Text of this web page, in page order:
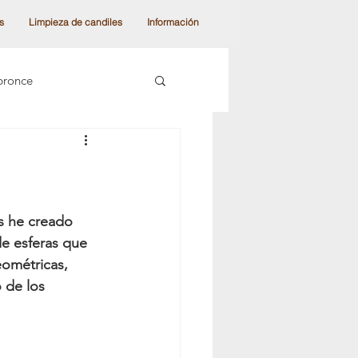
Limpieza de candiles Información
de techo
he creado
esferas que
de los